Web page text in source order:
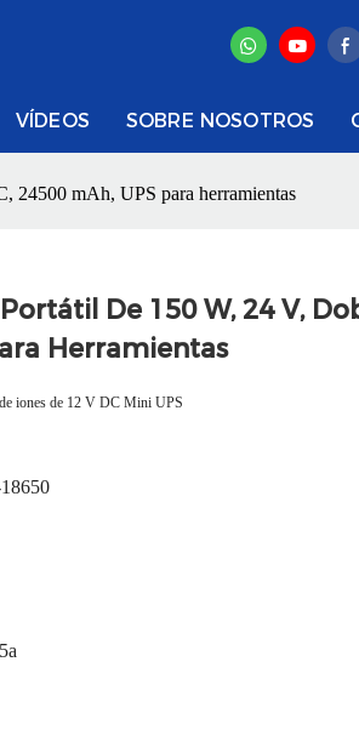
VÍDEOS SOBRE NOSOTROS
24500 mAh, UPS para herramientas
De 150 W, 24 V,
Herramientas
iones de 12 V DC Mini UPS